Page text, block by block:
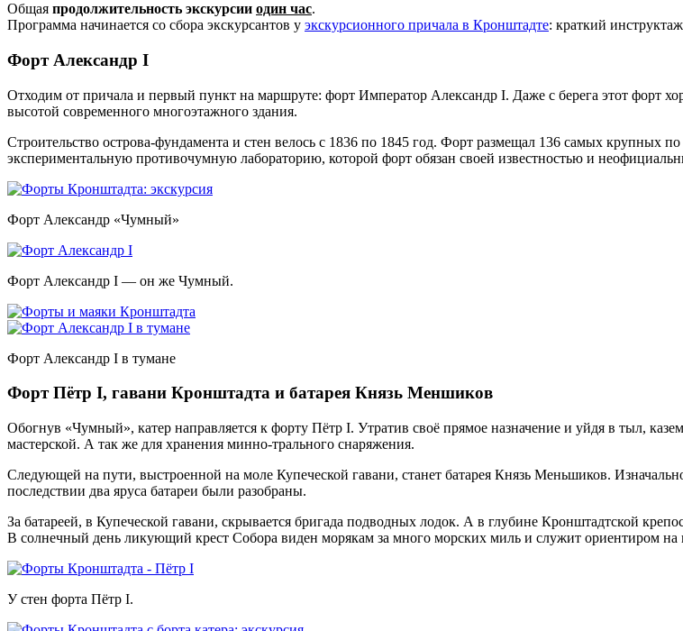
Общая продолжительность экскурсии один час.
Программа начинается со сбора экскурсантов у экскурсионного причала в Кронштадте: краткий
Форт Александр І
Отходим от причала и первый пункт на маршруте: форт Император Александр I. Даже с берега этот форт
высотой современного многоэтажного здания.
Строительство острова-фундамента и стен велось с 1836 по 1845 год. Форт размещал 136 самых крупных
экспериментальную противочумную лабораторию, которой форт обязан своей известностью и
Форт Александр «Чумный»
Форт Александр І — он же Чумный.
Форт Александр І в тумане
Форт Пётр І, гавани Кронштадта и батарея Князь Меншиков
Обогнув «Чумный», катер направляется к форту Пётр I. Утратив своё прямое назначение и уйдя в тыл,
мастерской. А так же для хранения минно-трального снаряжения.
Следующей на пути, выстроенной на моле Купеческой гавани, станет батарея Князь Меньшиков.
последствии два яруса батареи были разобраны.
За батареей, в Купеческой гавани, скрывается бригада подводных лодок. А в глубине Кронштадтской
В солнечный день ликующий крест Собора виден морякам за много морских миль и служит ориентиром на
У стен форта Пётр I.